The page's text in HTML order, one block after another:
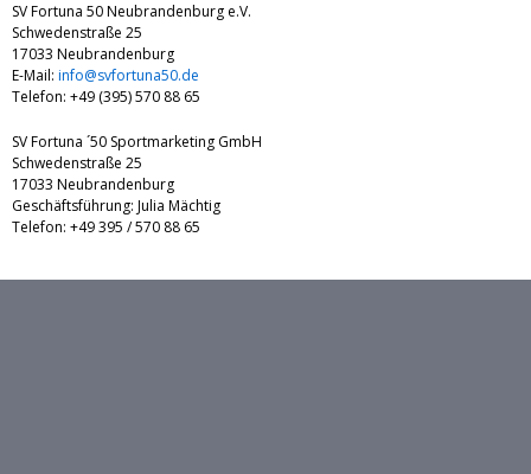
SV Fortuna 50 Neubrandenburg e.V.
Schwedenstraße 25
17033 Neubrandenburg
E-Mail: info@svfortuna50.de
Telefon: +49 (395) 570 88 65
SV Fortuna ´50 Sportmarketing GmbH
Schwedenstraße 25
17033 Neubrandenburg
Geschäftsführung: Julia Mächtig
Telefon: +49 395 / 570 88 65